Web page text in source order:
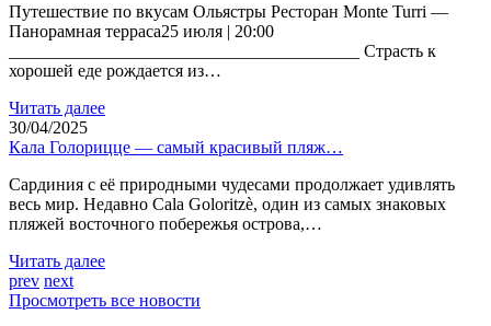
Путешествие по вкусам Ольястры Ресторан Monte Turri —
Панорамная терраса25 июля | 20:00
________________________________________ Страсть к
хорошей еде рождается из…
Читать далее
30/04/2025
Кала Голорицце — самый красивый пляж…
Сардиния с её природными чудесами продолжает удивлять
весь мир. Недавно Cala Goloritzè, один из самых знаковых
пляжей восточного побережья острова,…
Читать далее
prev next
Просмотреть все новости